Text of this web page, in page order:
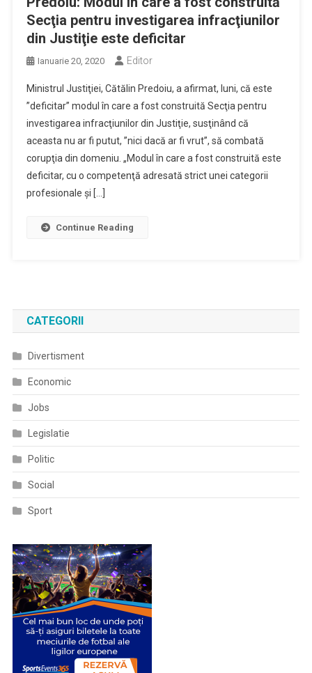
Secţia pentru investigarea infracţiunilor
din Justiţie este deficitar
Ianuarie 20, 2020 Editor
Ministrul Justiţiei, Cătălin Predoiu, a afirmat, luni, că este
”deficitar” modul în care a fost construită Secţia pentru
investigarea infracţiunilor din Justiţie, susţinând că
aceasta nu ar fi putut, ”nici dacă ar fi vrut”, să combată
corupţia din domeniu. „Modul în care a fost construită este
deficitar, cu o competenţă adresată strict unei categorii
profesionale şi […]
Continue Reading
CATEGORII
Divertisment
Economic
Jobs
Legislatie
Politic
Social
Sport